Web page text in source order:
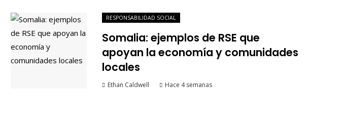
RESPONSABILIDAD SOCIAL
Somalia: ejemplos de RSE que
apoyan la economía y comunidades
locales
Ethan Caldwell Hace 4 semanas